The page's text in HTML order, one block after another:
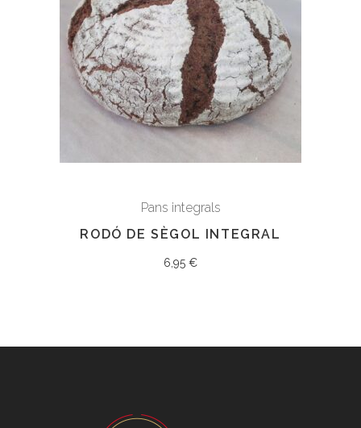
Pans integrals
RODÓ DE SÈGOL INTEGRAL
6,95 €